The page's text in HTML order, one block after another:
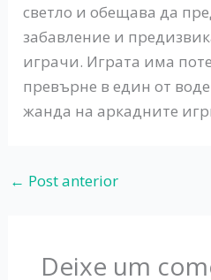
светло и обещава да
забавление и
играчи. Играта има
превърне в един от
жанда на аркадните
← Post anterior
Deixe um